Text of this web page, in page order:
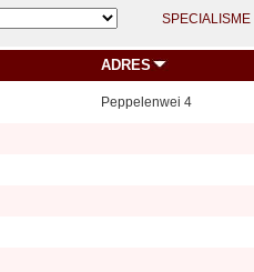
SPECIALISME
ADRES
Peppelenwei 4